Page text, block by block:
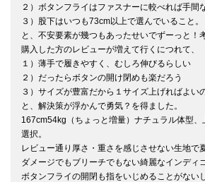
２）ボタンフライはファスナーに較べれば手間
３）股下はいつも73cm以上で選んでいること。
と、不安要素が幾つもあったせいでずーっと！
購入した方のレビューが増えて行くにつれて、
１）薄手で履きやすく、むしろ伸びるらしい
２）だったらボタンの開け閉めも楽だろう
３）サイズが豊富だから１サイズ上げればよい
と、解決策が浮かんで勇気？を得ました。
167cm54kg（ちょっと増量）ナチュラル体型
選択。
レビュー通り厚さ・重さを感じさせない生地で
ダメージでもブリーチでもない綺麗なインディゴ
ボタンフライの開閉も指をいじめることがないし